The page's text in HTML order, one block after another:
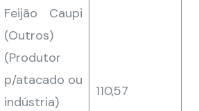
Feijão Caupi
(Outros)
(Produtor
p/atacado ou
indústria)
110,57